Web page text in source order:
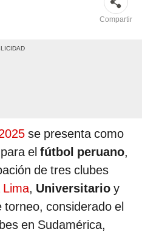
Compartir
se presenta como
el fútbol peruano,
de tres clubes
Lima, Universitario y
torneo, considerado el
en Sudamérica,